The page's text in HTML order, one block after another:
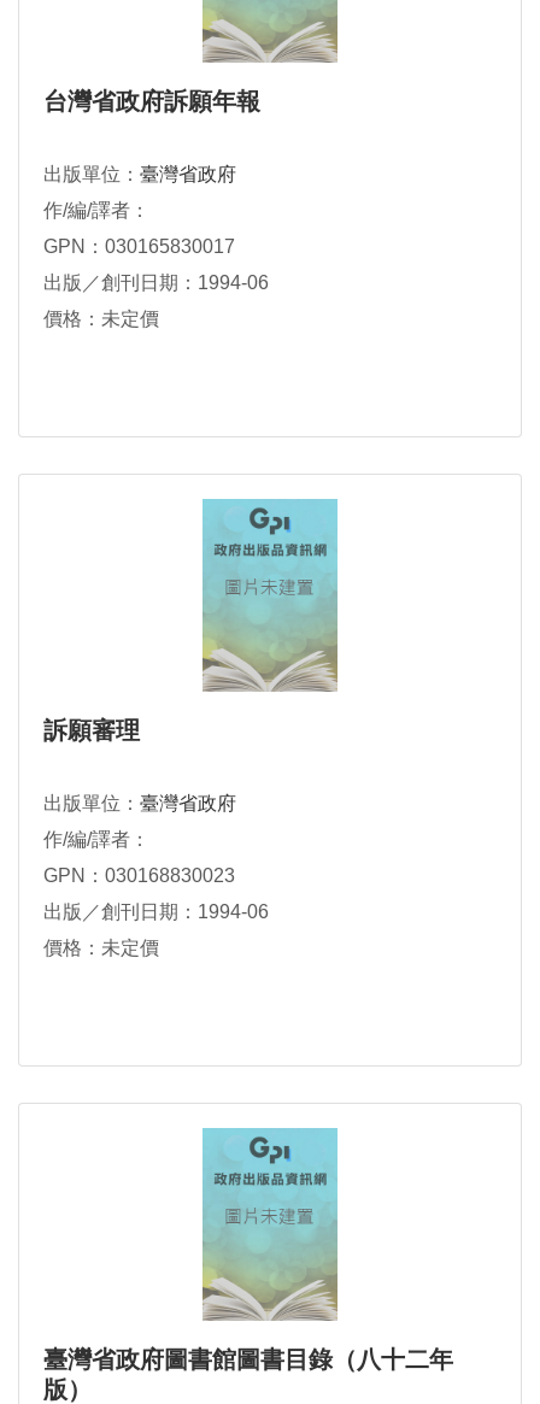
台灣省政府訴願年報
出版單位： 臺灣省政府
作/編/譯者：
GPN：030165830017
出版／創刊日期：1994-06
價格：未定價
訴願審理
出版單位： 臺灣省政府
作/編/譯者：
GPN：030168830023
出版／創刊日期：1994-06
價格：未定價
臺灣省政府圖書館圖書目錄（八十二年
版）